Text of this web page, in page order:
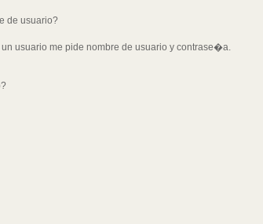
de usuario?
usuario me pide nombre de usuario y contrase�a.